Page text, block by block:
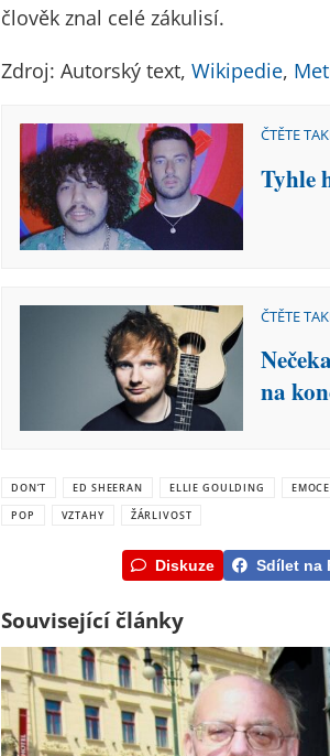
člověk znal celé zákulisí.
Zdroj: Autorský text, Wikipedie,
ČTĚTE
Tyhle
ČTĚTE
na
DON’T ED SHEERAN ELLIE GOULDING EMOCE
POP
VZTAHY ŽÁRLIVOST
Diskuze Sdílet na
Související články